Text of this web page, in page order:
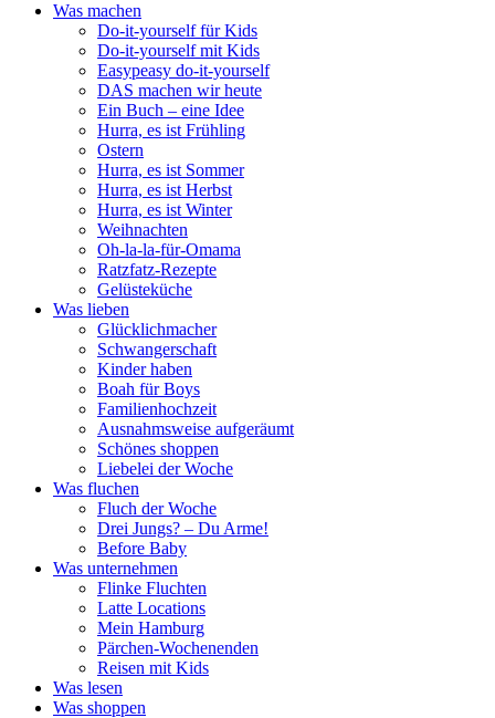
Was machen
Do-it-yourself für Kids
Do-it-yourself mit Kids
Easypeasy do-it-yourself
DAS machen wir heute
Ein Buch – eine Idee
Hurra, es ist Frühling
Ostern
Hurra, es ist Sommer
Hurra, es ist Herbst
Hurra, es ist Winter
Weihnachten
Oh-la-la-für-Omama
Ratzfatz-Rezepte
Gelüsteküche
Was lieben
Glücklichmacher
Schwangerschaft
Kinder haben
Boah für Boys
Familienhochzeit
Ausnahmsweise aufgeräumt
Schönes shoppen
Liebelei der Woche
Was fluchen
Fluch der Woche
Drei Jungs? – Du Arme!
Before Baby
Was unternehmen
Flinke Fluchten
Latte Locations
Mein Hamburg
Pärchen-Wochenenden
Reisen mit Kids
Was lesen
Was shoppen